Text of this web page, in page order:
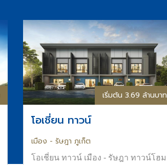
เริ่มต้น 3.69 ล้านบาท
โอเชี่ยน ทาวน์
เมือง - รัษฎา ภูเก็ต
โอเชี่ยน ทาวน์ เมือง - รัษฎา ทาวน์โฮม